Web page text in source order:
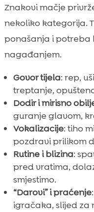
Znakovi mačje
nekoliko kategorija.
ponašanja i potreba
nagađanjem.
Govor tijela: rep,
treptanje,
Dodir i mirisno
guranje glavom,
Vokalizacije: tiho
pozdravi prilikom
Rutine i blizina:
pred vratima,
smjestimo.
“Darovi” i praćenje
igračaka, slijed za